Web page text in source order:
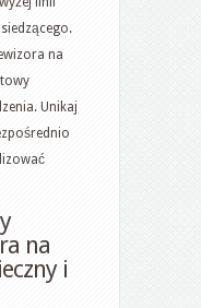
na
Unikaj
na
i